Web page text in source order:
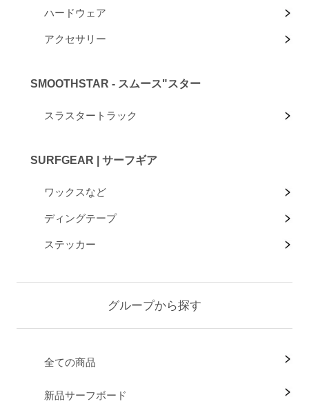
ハードウェア
アクセサリー
SMOOTHSTAR - スムース"スター
スラスタートラック
SURFGEAR | サーフギア
ワックスなど
ディングテープ
ステッカー
グループから探す
全ての商品
新品サーフボード